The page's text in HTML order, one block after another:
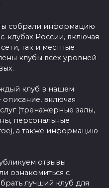
собрали информацию
клубах России, включая
так и местные
клубы всех уровней
клуб в нашем
включая
(тренажерные залы,
персональные
а также информацию
отзывы
ознакомиться с
лучший клуб для